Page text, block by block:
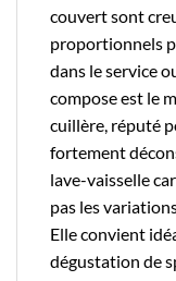
couvert sont
proportionnels
dans le service
compose est le
cuillère, réputé
fortement
lave-vaisselle
pas les
Elle convient
dégustation de